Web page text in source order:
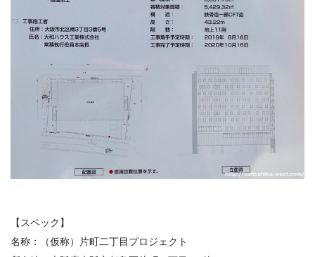
【スペック】
名称：
（仮称）片町二丁目プロジェクト